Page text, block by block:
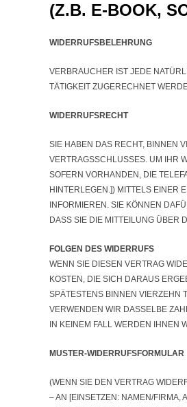
(Z.B. E-BOOK,
WIDERRUFSBELEHRUNG
VERBRAUCHER IST JEDE
ÄTIGKEIT ZUGERECHNET
WIDERRUFSRECHT
SIE HABEN DAS RECHT, BINNEN
VERTRAGSSCHLUSSES. UM IHR
SOFERN VORHANDEN, DIE
HINTERLEGEN.]) MITTELS EINER
INFORMIEREN. SIE KÖNNEN
DASS SIE DIE MITTEILUNG ÜBER
FOLGEN DES WIDERRUFS
WENN SIE DIESEN VERTRAG
OSTEN, DIE SICH DARAUS
PÄTESTENS BINNEN VIERZEHN
ERWENDEN WIR DASSELBE
N KEINEM FALL WERDEN IHNEN
MUSTER-WIDERRUFSFORMULAR
(WENN SIE DEN VERTRAG
– AN [EINSETZEN: NAMEN/FIRMA,